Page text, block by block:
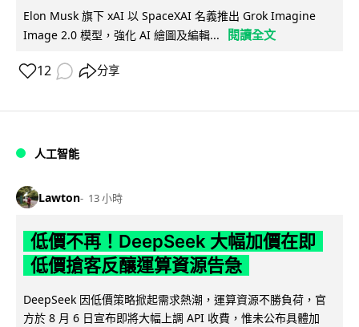
Elon Musk 旗下 xAI 以 SpaceXAI 名義推出 Grok Imagine
Image 2.0 模型，強化 AI 繪圖及編輯...
閱讀全文
12 分享
人工智能
Lawton 13 小時
低價不再！DeepSeek 大幅加價在即
低價搶客反釀運算資源告急
DeepSeek 因低價策略掀起需求熱潮，運算資源不勝負荷，官
方於 8 月 6 日宣布即將大幅上調 API 收費，惟未公布具體加